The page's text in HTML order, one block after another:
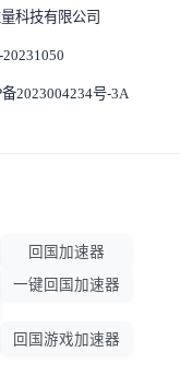
科技有限公司
2023004234号-3A
回国加速器
一键回国加速器
回国游戏加速器